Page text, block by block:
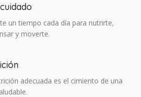
un tiempo cada día para nutrirte,
y moverte.
adecuada es el cimiento de una